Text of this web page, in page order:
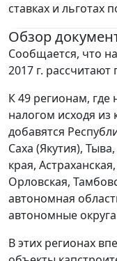
ставках и льготах
Обзор
Сообщается, что
2017 г. рассчитают
К 49 регионам, где
налогом исходя из
добавятся
Саха (Якутия),
края,
Орловская,
автономная
автономные
В этих регионах